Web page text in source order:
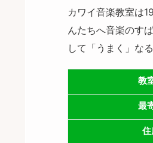
カワイ音楽教室は
んたちへ音楽のす
して「うまく」な
教
最